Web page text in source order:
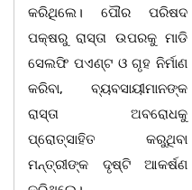
କରିଥିଲେ। ପୌର ପରିଷଦ
ପକ୍ଷରୁ ରାସ୍ତା ଉପରକୁ ମାଡି
ସେଲଫି ପଏଣ୍ଟ ଓ ଗୃହ ନିର୍ମାଣ
କରିବା, ବ୍ୟବସାୟୀମାନଙ୍କ
ରାସ୍ତା ଅବରୋଧକୁ
ପ୍ରୋତ୍ସାହିତ କରୁଥିବା
ମନ୍ତ୍ରୀଙ୍କ ଦୃଷ୍ଟି ଆକର୍ଷଣ